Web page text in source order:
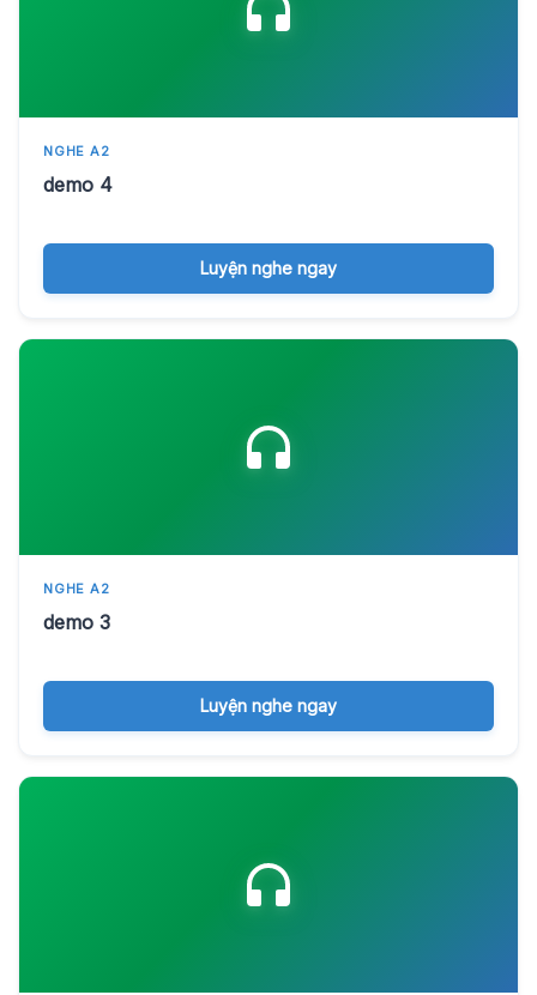
NGHE A2
demo 4
Luyện nghe ngay
NGHE A2
demo 3
Luyện nghe ngay